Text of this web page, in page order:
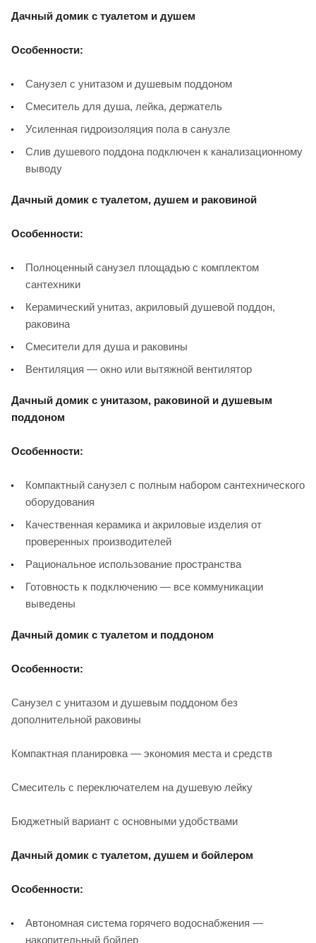
Дачный домик с туалетом и душем
Особенности:
Санузел с унитазом и душевым поддоном
Смеситель для душа, лейка, держатель
Усиленная гидроизоляция пола в санузле
Слив душевого поддона подключен к канализационному
выводу
Дачный домик с туалетом, душем и раковиной
Особенности:
Полноценный санузел площадью с комплектом
сантехники
Керамический унитаз, акриловый душевой поддон,
раковина
Смесители для душа и раковины
Вентиляция — окно или вытяжной вентилятор
Дачный домик с унитазом, раковиной и душевым
поддоном
Особенности:
Компактный санузел с полным набором сантехнического
оборудования
Качественная керамика и акриловые изделия от
проверенных производителей
Рациональное использование пространства
Готовность к подключению — все коммуникации
выведены
Дачный домик с туалетом и поддоном
Особенности:
Санузел с унитазом и душевым поддоном без
дополнительной раковины
Компактная планировка — экономия места и средств
Смеситель с переключателем на душевую лейку
Бюджетный вариант с основными удобствами
Дачный домик с туалетом, душем и бойлером
Особенности:
Автономная система горячего водоснабжения —
накопительный бойлер